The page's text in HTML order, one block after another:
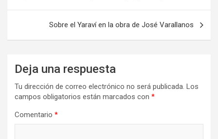
entradasSobre el Yaraví en la obra de José Varallanos
Deja una respuesta
Tu dirección de correo electrónico no será publicada. Los
campos obligatorios están marcados con *
Comentario *